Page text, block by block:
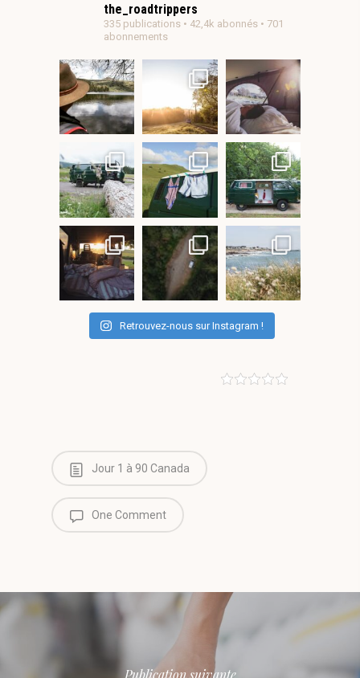
the_roadtrippers
335 publications • 42,4k abonnés • 701
abonnements
Retrouvez-nous sur Instagram !
Jour 1 à 90 Canada
One Comment
Publication suivante